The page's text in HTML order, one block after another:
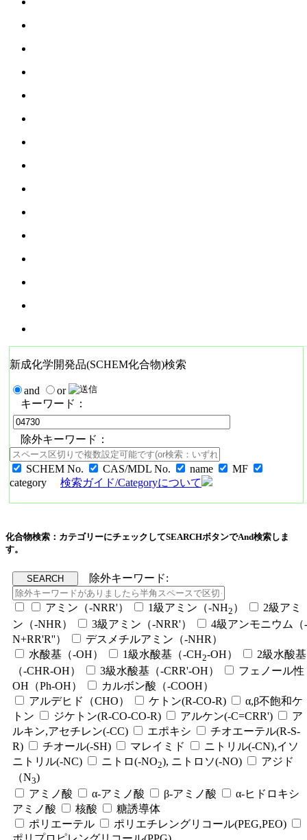
新成化学開発品(SCHEM化合物)検索
and
or
キーワード：
除外キーワード：
SCHEM No. CAS/MDL No. name
MF
category
検索ガイド/Categoryについて
化合物検索：カテゴリーにチェックしてSEARCHボタンでAnd検索しま
す。
除外キーワード:
アミン（-NRR'） 1級アミン（-NH2 ）
2級アミ
ン（-NHR）
3級アミン（-NRR'）
4級アンモニウム（-
N+RR'R''）
デスメチルアミン（-NHR）
水酸基（-OH）
1級水酸基（-CH2-OH）
2級水酸基
（-CHR-OH）
3級水酸基（-CRR'-OH）
フェノール性
OH（Ph-OH）
カルボン酸（-COOH）
アルデヒド（CHO）
ケトン(R-CO-R)
α,β不飽和ケ
トン
ジケトン(R-CO-CO-R) アルケン(-C=CRR')
ア
ルキン,アセチレン(-CC)
エポキシ
チオエーテル(R-S-
R)
チオール(-SH) マレイミド
ニトリル(-CN),イソ
ニトリル(-NC)
ニトロ(-NO2), ニトロソ(-NO)
アジド
（N3)
アミノ酸
α-アミノ酸 β-アミノ酸
α-ヒドロキシ
アミノ酸
核酸
糖誘導体
ポリエーテル
ポリエチレングリコール(PEG,PEO)